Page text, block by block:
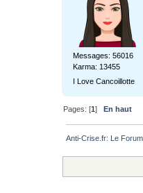
Messages: 56016
Karma: 13455
I Love Cancoillotte
Pages: [1] En haut
Anti-Crise.fr: Le Forum